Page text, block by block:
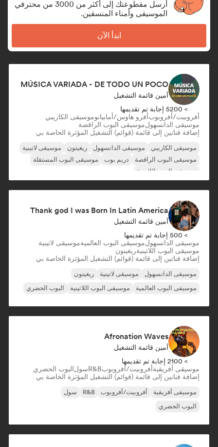
أرسل مقطوعتك إلى أكثر من 3000 من محترفي
الموسيقى وأمناء المنسقين.
ابدأ الآن
MÚSICA VARIADA - DE TODO UN POCO
أمين قائمة التشغيل
> 5200 إجابة تم تقديمها
أفروبيت/أفروبوبأفرو هاوس/أمابيانوموسيقى الكاريبي
موسيقى الدانسهولموسيقى البوب الراقصة
إضافة فنانين إلى قائمة (قوائم) التشغيل المؤثرة الخاصة بي
موسيقى الكاريبي موسيقى الدانسهول ريغيتون
موسيقى لاتينية
موسيقى البوب الراقصة
دريم بوب
موسيقى البوب المستقلة
موسيقى البوب اللاتينية
Thank god I was Born In Latin America
أمين قائمة التشغيل
> 500 إجابة تم تقديمها
موسيقى الدانسهولموسيقى البوب العالميةموسيقى لاتينية
موسيقى البوب اللاتينيةريغيتون
إضافة فنانين إلى قائمة (قوائم) التشغيل المؤثرة الخاصة بي
موسيقى الدانسهول موسيقى لاتينية
ريغيتون
موسيقى البوب العالمية
موسيقى البوب اللاتينية البوب الحضري
Afronation Waves
أمين قائمة التشغيل
> 2100 إجابة تم تقديمها
موسيقى أفريقيةأفروبيت/أفروبوبR&Bسولالبوب الحضري
إضافة فنانين إلى قائمة (قوائم) التشغيل المؤثرة الخاصة بي
موسيقى أفريقية أفروبيت/أفروبوب R&B
سول
البوب الحضري